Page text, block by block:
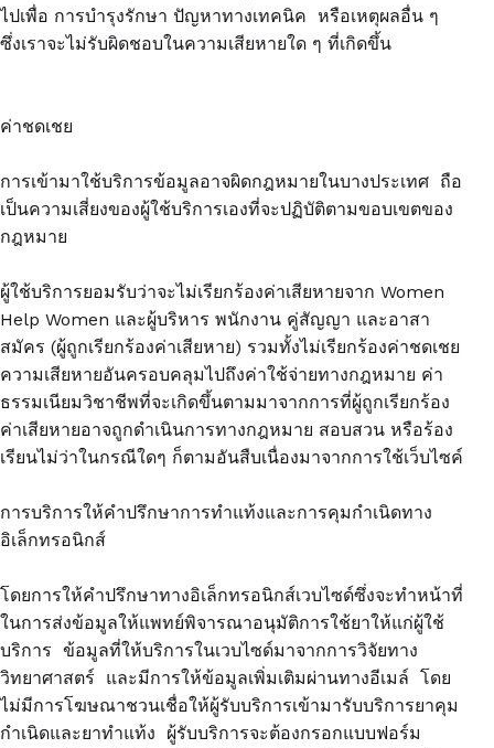
ไปเพื่อ การบำรุงรักษา ปัญหาทางเทคนิค หรือเหตุผลอื่น ๆ
ซึ่งเราจะไม่รับผิดชอบในความเสียหายใด ๆ ที่เกิดขึ้น
ค่าชดเชย
การเข้ามาใช้บริการข้อมูลอาจผิดกฎหมายในบางประเทศ ถือ
เป็นความเสี่ยงของผู้ใช้บริการเองที่จะปฏิบัติตามขอบเขตของ
กฎหมาย
ผู้ใช้บริการยอมรับว่าจะไม่เรียกร้องค่าเสียหายจาก Women
Help Women และผู้บริหาร พนักงาน คู่สัญญา และอาสา
สมัคร (ผู้ถูกเรียกร้องค่าเสียหาย) รวมทั้งไม่เรียกร้องค่าชดเชย
ความเสียหายอันครอบคลุมไปถึงค่าใช้จ่ายทางกฎหมาย ค่า
ธรรมเนียมวิชาชีพที่จะเกิดขึ้นตามมาจากการที่ผู้ถูกเรียกร้อง
ค่าเสียหายอาจถูกดำเนินการทางกฎหมาย สอบสวน หรือร้อง
เรียนไม่ว่าในกรณีใดๆ ก็ตามอันสืบเนื่องมาจากการใช้เว็บไซค์
การบริการให้คำปรึกษาการทำแท้งและการคุมกำเนิดทาง
อิเล็กทรอนิกส์
โดยการให้คำปรึกษาทางอิเล็กทรอนิกส์เวบไซด์ซึ่งจะทำหน้าที่
ในการส่งข้อมูลให้แพทย์พิจารณาอนุมัติการใช้ยาให้แก่ผู้ใช้
บริการ ข้อมูลที่ให้บริการในเวบไซด์มาจากการวิจัยทาง
วิทยาศาสตร์ และมีการให้ข้อมูลเพิ่มเติมผ่านทางอีเมล์ โดย
ไม่มีการโฆษณาชวนเชื่อให้ผู้รับบริการเข้ามารับบริการยาคุม
กำเนิดและยาทำแท้ง ผู้รับบริการจะต้องกรอกแบบฟอร์ม